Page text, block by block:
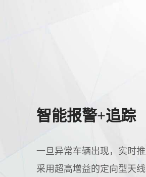
智能报警+追踪
一旦异常车辆出现，实时
采用超高增益的定向型天